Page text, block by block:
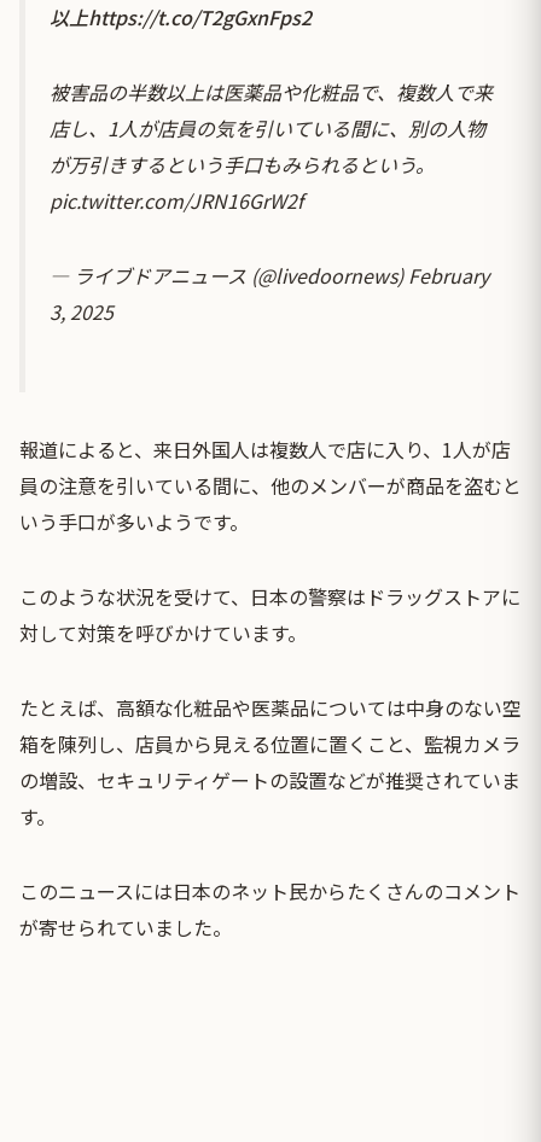
以上https://t.co/T2gGxnFps2
被害品の半数以上は医薬品や化粧品で、複数人で来
店し、1人が店員の気を引いている間に、別の人物
が万引きするという手口もみられるという。
pic.twitter.com/JRN16GrW2f
— ライブドアニュース (@livedoornews)February
3, 2025
報道によると、来日外国人は複数人で店に入り、1人が店
員の注意を引いている間に、他のメンバーが商品を盗むと
いう手口が多いようです。
このような状況を受けて、日本の警察はドラッグストアに
対して対策を呼びかけています。
たとえば、高額な化粧品や医薬品については中身のない空
箱を陳列し、店員から見える位置に置くこと、監視カメラ
の増設、セキュリティゲートの設置などが推奨されていま
す。
このニュースには日本のネット民からたくさんのコメント
が寄せられていました。